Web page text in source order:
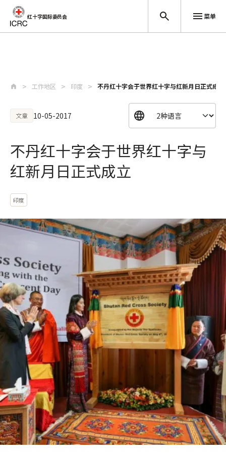
红十字国际委员会 菜单
工作地区 印度 不丹红十字会于世界红十字与红新月日正式成立
文章 10-05-2017
不丹红十字会于世界红十字与
红新月日正式成立
印度